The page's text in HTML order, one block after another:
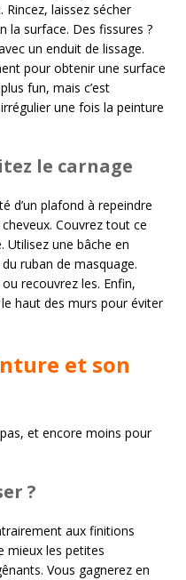
Rincez, laissez sécher
la surface. Des fissures ?
un enduit de lissage.
pour obtenir une surface
fun, mais c’est
une fois la peinture
le carnage
d’un plafond à repeindre
Couvrez tout ce
Utilisez une bâche en
ruban de masquage.
recouvrez les. Enfin,
haut des murs pour éviter
et son
et encore moins pour
?
aux finitions
mieux les petites
Vous gagnerez en